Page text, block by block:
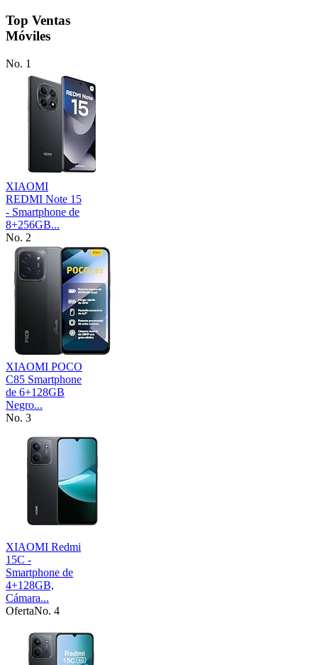
Top Ventas
Móviles
No. 1
XIAOMI
REDMI Note 15
- Smartphone de
8+256GB...
No. 2
XIAOMI POCO
C85 Smartphone
de 6+128GB
Negro...
No. 3
XIAOMI Redmi
15C -
Smartphone de
4+128GB,
Cámara...
OfertaNo. 4